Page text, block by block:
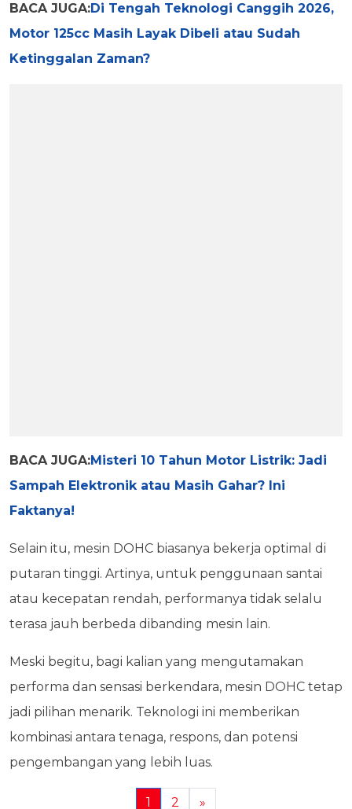
BACA JUGA:Di Tengah Teknologi Canggih 2026,
Motor 125cc Masih Layak Dibeli atau Sudah
Ketinggalan Zaman?
BACA JUGA:Misteri 10 Tahun Motor Listrik: Jadi
Sampah Elektronik atau Masih Gahar? Ini
Faktanya!
Selain itu, mesin DOHC biasanya bekerja optimal di
putaran tinggi. Artinya, untuk penggunaan santai
atau kecepatan rendah, performanya tidak selalu
terasa jauh berbeda dibanding mesin lain.
Meski begitu, bagi kalian yang mengutamakan
performa dan sensasi berkendara, mesin DOHC tetap
jadi pilihan menarik. Teknologi ini memberikan
kombinasi antara tenaga, respons, dan potensi
pengembangan yang lebih luas.
1 2 »